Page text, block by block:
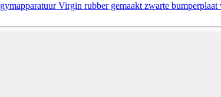
Virgin rubber gemaakt zwarte